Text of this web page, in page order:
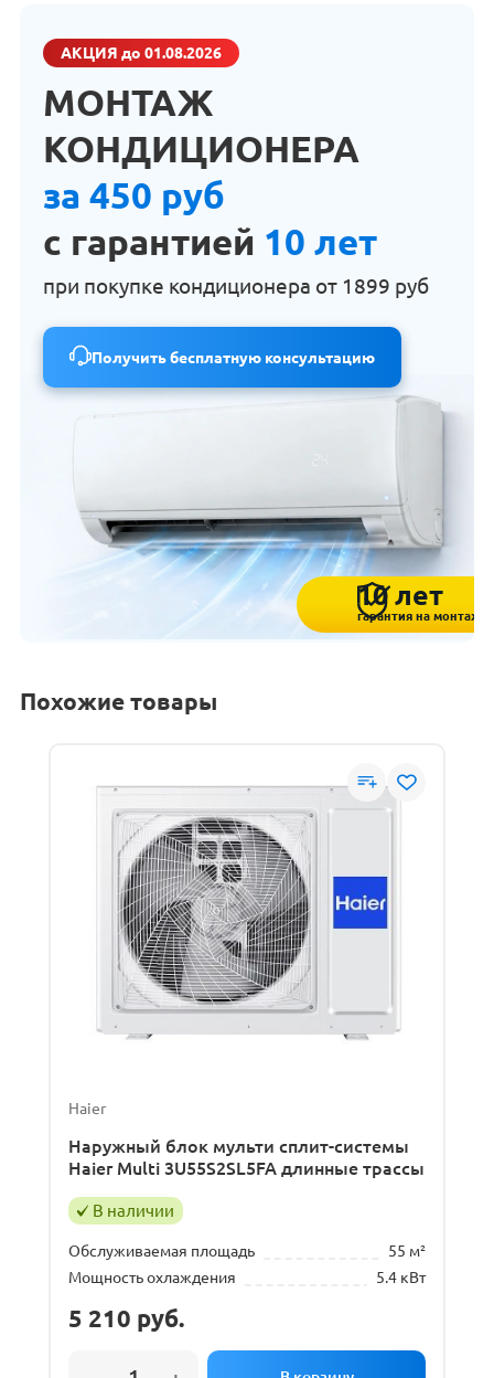
АКЦИЯ до 01.08.2026
МОНТАЖ
КОНДИЦИОНЕРА
за 450 руб
с гарантией 10 лет
при покупке кондиционера от 1899 руб
Получить бесплатную консультацию
10 лет
гарантия на монтаж
Похожие товары
Haier
Наружный блок мульти сплит-системы
Haier Multi 3U55S2SL5FA длинные трассы
В наличии
Обслуживаемая площадь
55 м²
Мощность охлаждения
5.4 кВт
5 210 руб.